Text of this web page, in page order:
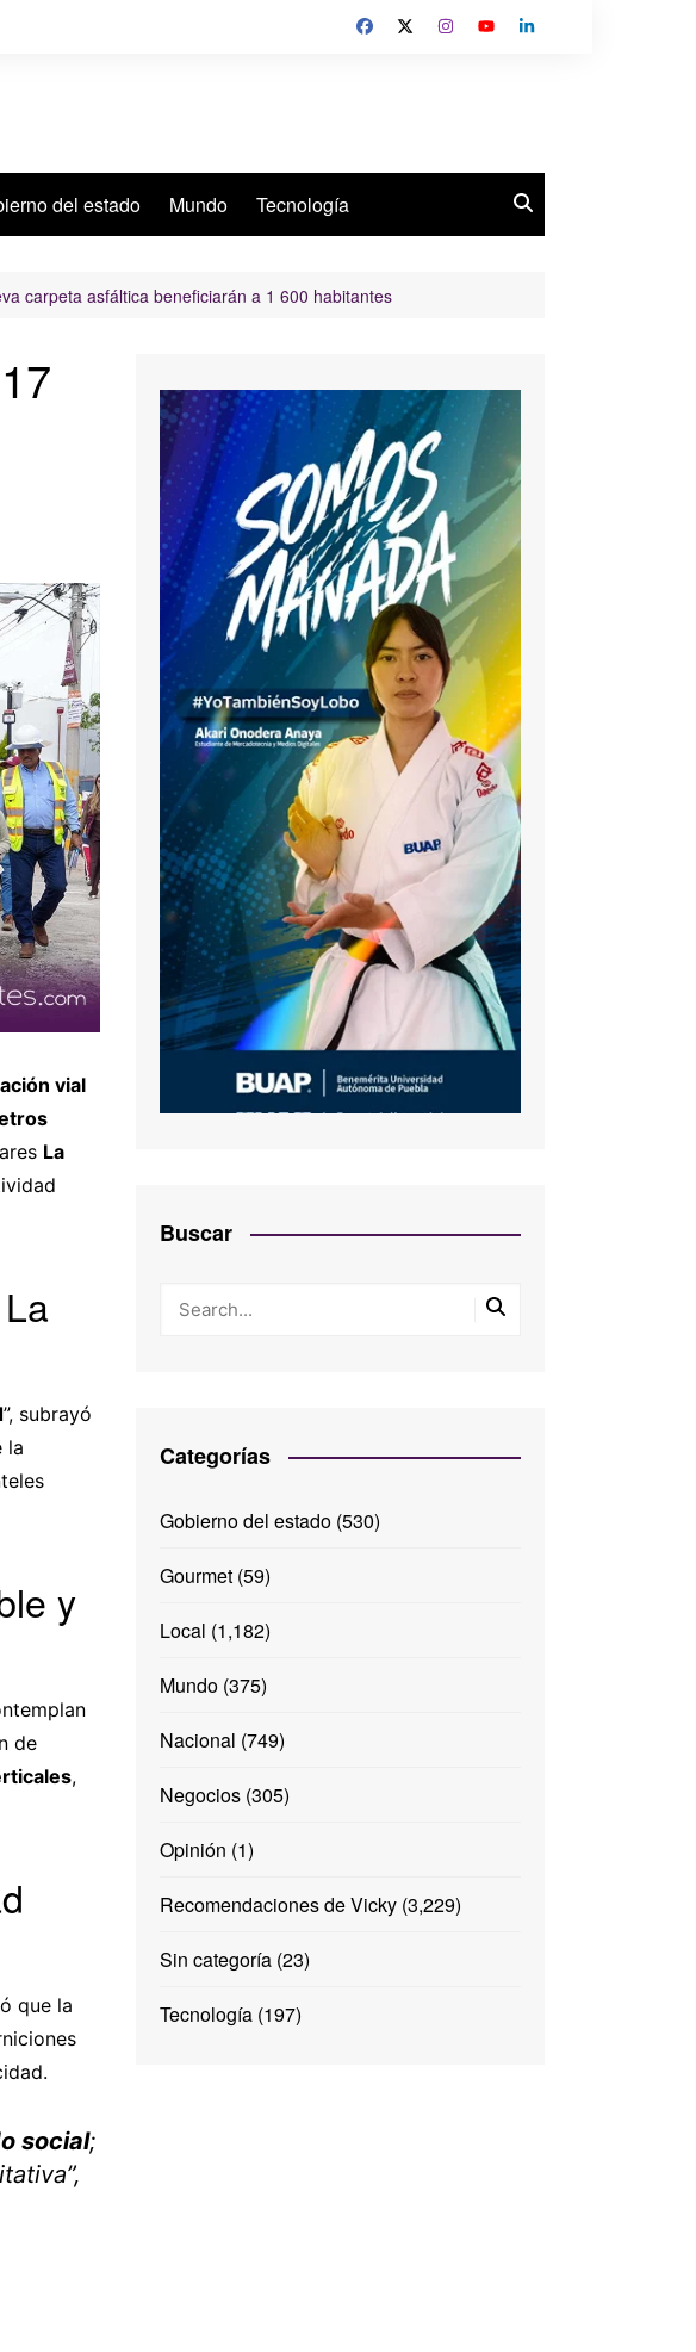
del estado Mundo Tecnología
carpeta asfáltica beneficiarán a 1 600 habitantes
vial
La
”, subrayó
la
y
de
,
que la
social;
Buscar
Categorías
Gobierno del estado(530)
Gourmet(59)
Local (1,182)
Mundo(375)
Nacional (749)
Negocios(305)
Opinión (1)
Recomendaciones de Vicky(3,229)
Sin categoría(23)
Tecnología(197)